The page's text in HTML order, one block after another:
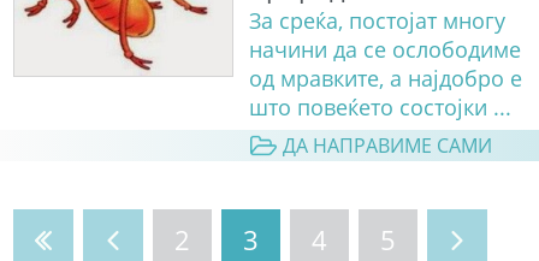
За среќа, постојат многу
начини да се ослободиме
од мравките, а најдобро е
што повеќето состојки ...
ДА НАПРАВИМЕ САМИ
2 3 4 5